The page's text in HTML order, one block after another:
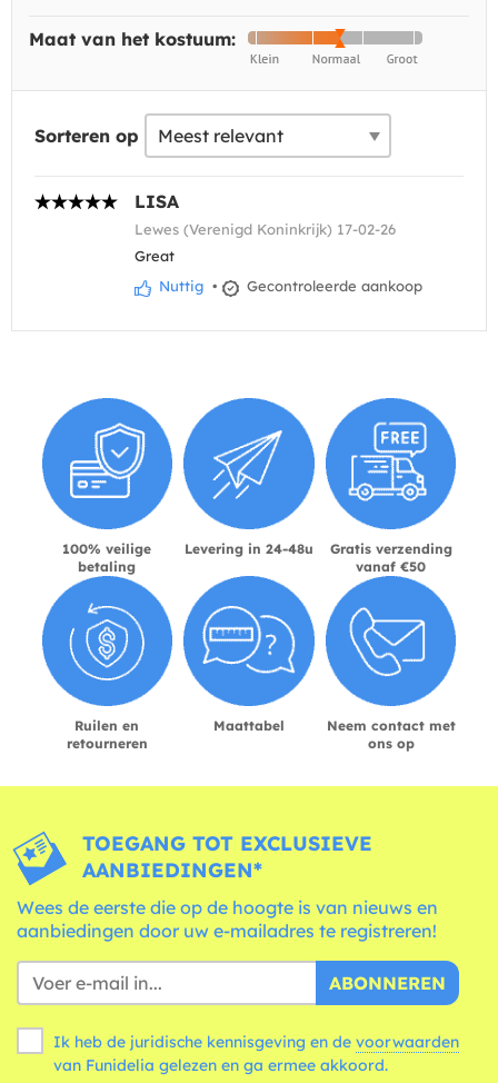
Maat van het kostuum:
Sorteren op
LISA
Lewes (Verenigd Koninkrijk) 17-02-26
Great
Nuttig • Gecontroleerde aankoop
100% veilige
betaling
Levering in 24-48u
Gratis verzending
vanaf €50
Ruilen en
retourneren
Maattabel
Neem contact met
ons op
TOEGANG TOT EXCLUSIEVE
AANBIEDINGEN*
Wees de eerste die op de hoogte is van nieuws en
aanbiedingen door uw e-mailadres te registreren!
ABONNEREN
Ik heb de juridische kennisgeving en de voorwaarden
van Funidelia gelezen en ga ermee akkoord.